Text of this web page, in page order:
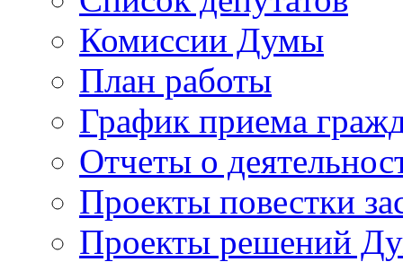
Комиссии Думы
План работы
График приема
Отчеты о
Проекты повестки
Проекты решений